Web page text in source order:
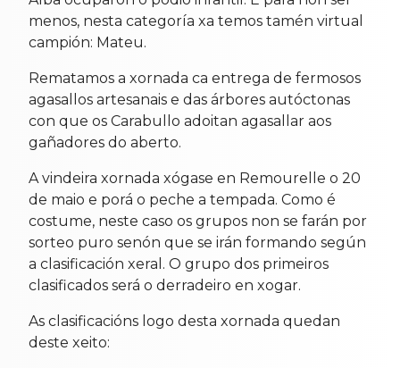
menos, nesta categoría xa temos tamén virtual
campión: Mateu.
Rematamos a xornada ca entrega de fermosos
agasallos artesanais e das árbores autóctonas
con que os Carabullo adoitan agasallar aos
gañadores do aberto.
A vindeira xornada xógase en Remourelle o 20
de maio e porá o peche a tempada. Como é
costume, neste caso os grupos non se farán por
sorteo puro senón que se irán formando según
a clasificación xeral. O grupo dos primeiros
clasificados será o derradeiro en xogar.
As clasificacións logo desta xornada quedan
deste xeito: